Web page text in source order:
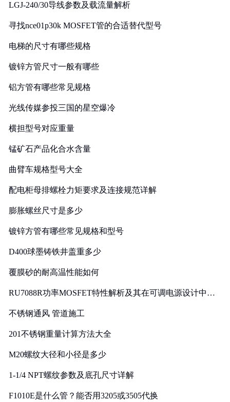
LGJ-240/30导线参数及载流量解析
寻找nce01p30k MOSFET管的合适替代型号
电梯的尺寸有哪些规格
镀锌方管尺寸一般有哪些
铝方管有哪些常见规格
光线传媒参投三国的星空爆冷
横担型号对应重量
锰矿石产品化合水含量
曲臂车规格型号大全
配电柜母排螺栓力矩要求及连接规范详解
膨胀螺丝尺寸是多少
镀锌方管有哪些常见规格和型号
D400球墨铸铁井盖重多少
覆膜砂的耐高温性能如何
RU7088R功率MOSFET特性解析及其在可调电源设计中的
不锈钢通风 管道施工
201不锈钢重量计算方法大全
M20螺纹大径和小径是多少
1-1/4 NPT螺纹参数及底孔尺寸详解
F1010E是什么管？能否用3205或3505代换